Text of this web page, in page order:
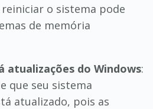
o sistema pode
de memória
atualizações do Windows:
que seu sistema
atualizado, pois as